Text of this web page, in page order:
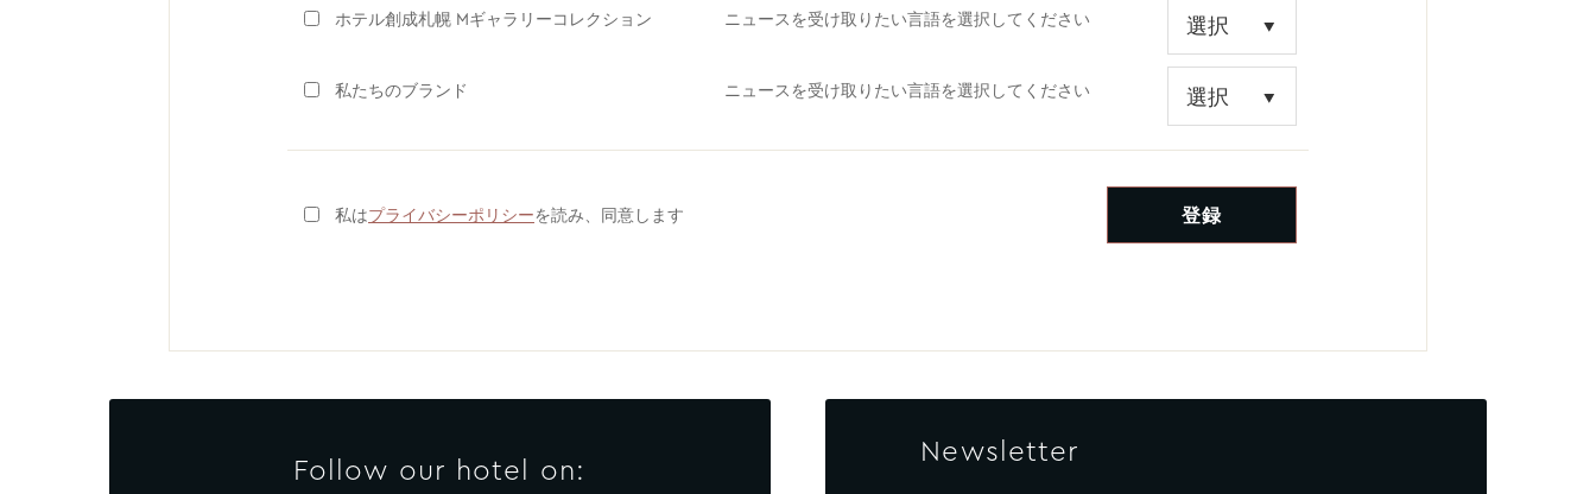
ホテル創成札幌 Mギャラリーコレクション ニュースを受け取りたい言語を選択してください
私たちのブランド ニュースを受け取りたい言語を選択してください
私はプライバシーポリシーを読み、同意します
Follow our hotel on: Newsletter